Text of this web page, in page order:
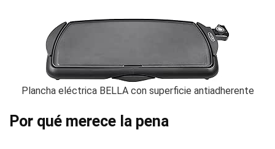
Plancha eléctrica BELLA con superficie antiadherente
Por qué merece la pena